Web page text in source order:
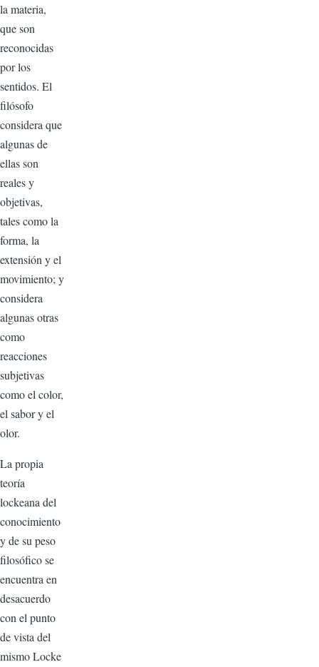
la materia,
que son
reconocidas
por los
sentidos. El
filósofo
considera que
algunas de
ellas son
reales y
objetivas,
tales como la
forma, la
extensión y el
movimiento; y
considera
algunas otras
como
reacciones
subjetivas
como el color,
el sabor y el
olor.
La propia
teoría
lockeana del
conocimiento
y de su peso
filosófico se
encuentra en
desacuerdo
con el punto
de vista del
mismo Locke